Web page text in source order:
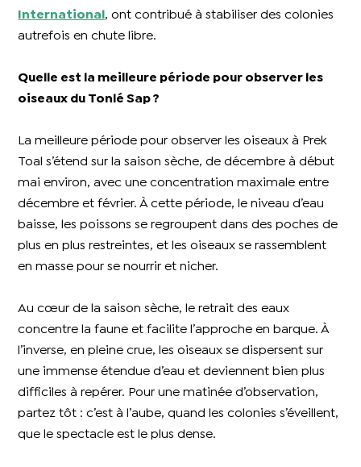
International , ont contribué à stabiliser des colonies
autrefois en chute libre.
Quelle est la meilleure période pour observer les
oiseaux du Tonlé Sap ?
La meilleure période pour observer les oiseaux à Prek
Toal s’étend sur la saison sèche, de décembre à début
mai environ, avec une concentration maximale entre
décembre et février. À cette période, le niveau d’eau
baisse, les poissons se regroupent dans des poches de
plus en plus restreintes, et les oiseaux se rassemblent
en masse pour se nourrir et nicher.
Au cœur de la saison sèche, le retrait des eaux
concentre la faune et facilite l’approche en barque. À
l’inverse, en pleine crue, les oiseaux se dispersent sur
une immense étendue d’eau et deviennent bien plus
difficiles à repérer. Pour une matinée d’observation,
partez tôt : c’est à l’aube, quand les colonies s’éveillent,
que le spectacle est le plus dense.